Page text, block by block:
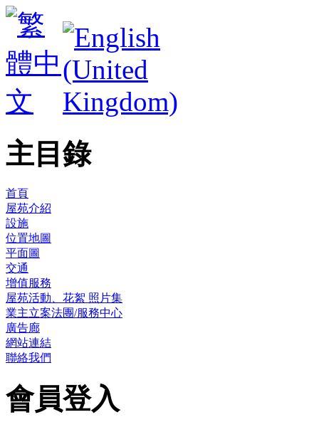
主目錄
首頁
屋苑介紹
設施
位置地圖
平面圖
交通
增值服務
屋苑活動、花絮 照片集
業主立案法團/服務中心
廣告廊
網站連結
聯絡我們
會員登入